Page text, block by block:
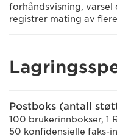
forhåndsvisning,
registrer mating av
Postboks (antall
100 brukerinnbokser, 1
50 konfidensielle faks-